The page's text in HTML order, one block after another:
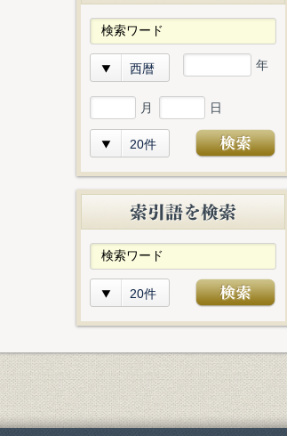
西暦 年
月 日
20件
20件